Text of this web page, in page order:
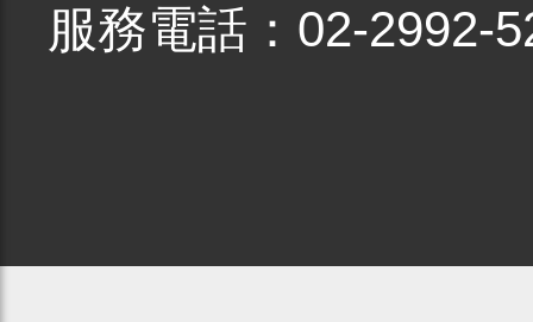
服務電話：02-2992-